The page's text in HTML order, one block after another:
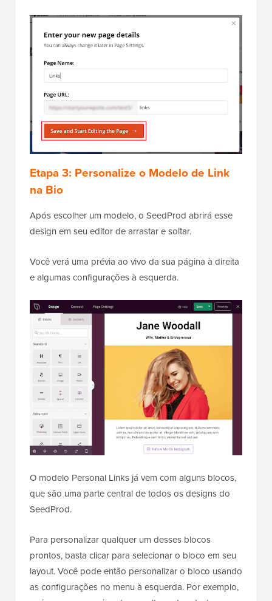
Etapa 3: Personalize o Modelo de Link
na Bio
Após escolher um modelo, o SeedProd abrirá esse
design em seu editor de arrastar e soltar.
Você verá uma prévia ao vivo da sua página à direita
e algumas configurações à esquerda.
O modelo Personal Links já vem com alguns blocos,
que são uma parte central de todos os designs do
SeedProd.
Para personalizar qualquer um desses blocos
prontos, basta clicar para selecionar o bloco em seu
layout. Você pode então personalizar o bloco usando
as configurações no menu à esquerda. Por exemplo,